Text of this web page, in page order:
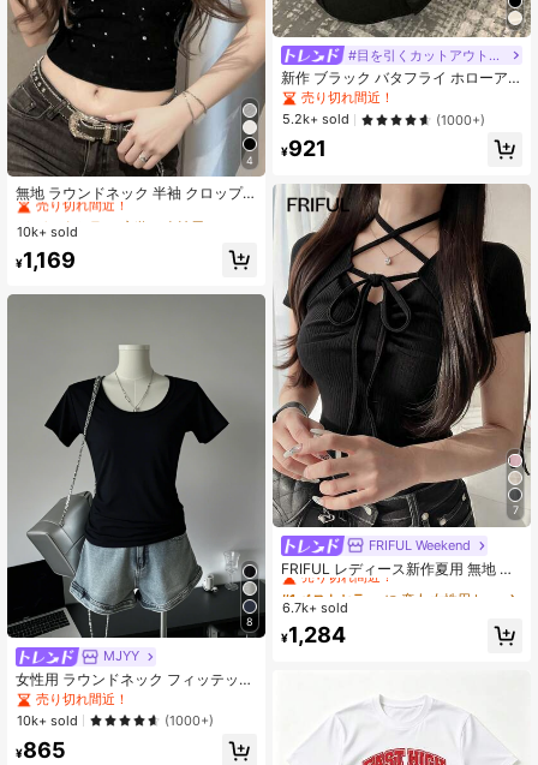
4
無地 ラウンドネック 半袖 クロップ
ド フィット レディースTシャツ ショ
ルダーパッド付き、春/夏 カジュアル
#3 ベストセラー
夜遊び 女性用Tシャツ
売り切れ間近！
#3 ベストセラー
売り切れ間近！
#3 ベストセラー
売り切れ間近！
#3 ベストセラー
売り切れ間近！
10k+ sold
¥1,169
8
MJYY
女性用 ラウンドネック フィッテッド
半袖Tシャツ、アメリカンスタイル、
ホワイト、春夏新作カジュアル ブラ
ック
売り切れ間近！
10k+ sold
(1000+)
¥865
#目を引くカットアウトデザイン
新作 ブラック バタフライ ホローア
ウト 半袖 スタイリッシュ カジュア
ル トップス 夏用 通気性
売り切れ間近！
5.2k+ sold
(1000+)
¥921
7
FRIFUL Weekend
FRIFUL レディース新作夏用 無地 プ
リーツ ドローストリング リボン ウ
エストシェイプ スリミング カジュア
ル 万能 Tシャツ お出かけトップス
#1 ベストセラー
に 恋人 女性用トップス、ブラウス、Tシャツ
売り切れ間近！
#1 ベストセラー
売り切れ間近！
#1 ベストセラー
売り切れ間近！
#1 ベストセラー
に 恋人 女性用トップス、ブラウス、Tシャツ
売り切れ間近！
6.7k+ sold
¥1,284